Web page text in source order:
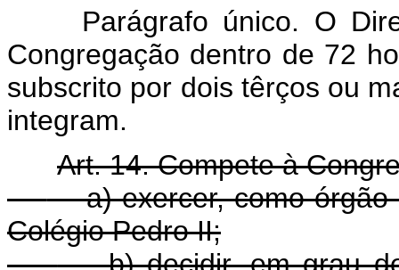
Parágrafo único. O
Congregação dentro de 72
subscrito por dois têrços ou
integram.
Art. 14. Compete à
a) exercer, como órgão
Colégio Pedro II;